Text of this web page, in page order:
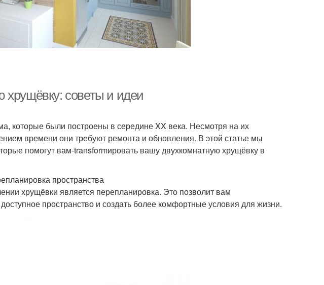
хрущёвку: советы и идеи
которые были построены в середине XX века. Несмотря на их
времени они требуют ремонта и обновления. В этой статье мы
помогут вам-transformировать вашу двухкомнатную хрущёвку в
пространства
хрущёвки является перепланировка. Это позволит вам
пространство и создать более комфортные условия для жизни.